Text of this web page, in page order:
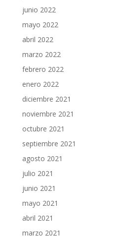
junio 2022
mayo 2022
abril 2022
marzo 2022
febrero 2022
enero 2022
diciembre 2021
noviembre 2021
octubre 2021
septiembre 2021
agosto 2021
julio 2021
junio 2021
mayo 2021
abril 2021
marzo 2021